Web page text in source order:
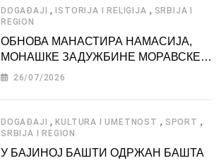
DOGAĐAJI ,ISTORIJA I RELIGIJA , SRBIJA I
REGION
ОБНОВА МАНАСТИРА НАМАСИЈА,
МОНАШКЕ ЗАДУЖБИНЕ МОРАВСКЕ
СРБИЈЕ
26/07/2026
DOGAĐAJI ,KULTURA I UMETNOST , SPORT ,
SRBIJA I REGION
У БАЈИНОЈ БАШТИ ОДРЖАН БАШТА